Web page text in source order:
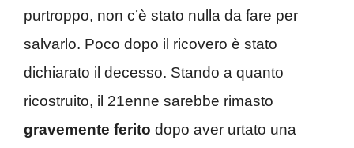
purtroppo, non c’è stato nulla da fare per
salvarlo. Poco dopo il ricovero è stato
dichiarato il decesso. Stando a quanto
ricostruito, il 21enne sarebbe rimasto
gravemente ferito dopo aver urtato una